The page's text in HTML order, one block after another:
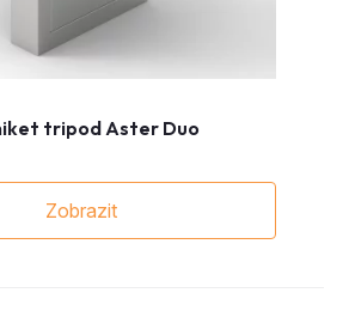
tripod Aster Duo
Zobrazit